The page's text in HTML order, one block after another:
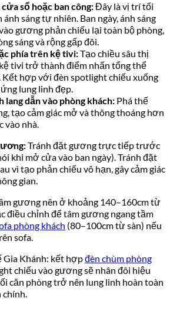
sổ hoặc ban công:Đây là vị trí tối
sáng tự nhiên. Ban ngày, ánh sáng
gương phản chiếu lại toàn bộ phòng,
sáng và rộng gấp đôi.
phía trên kệ tivi:Tạo chiều sâu thị
tivi trở thành điểm nhấn tổng thể
Kết hợp với đèn spotlight chiếu xuống
lung linh đẹp.
lang dẫn vào phòng khách: Phá thế
tạo cảm giác mở và thông thoáng hơn
vào nhà.
Tránh đặt gương trực tiếp trước
khi mở cửa vào ban ngày). Tránh đặt
vì tạo phản chiếu vô hạn, gây cảm giác
gian.
gương nên ở khoảng 140–160cm từ
điều chỉnh để tâm gương ngang tầm
phòng khách (80–100cm từ sàn) nếu
sofa.
Khánh: kết hợpđèn chùm phòng
chiếu vào gương sẽ nhân đôi hiệu
căn phòng trở nên lung linh hoàn toàn
chính.